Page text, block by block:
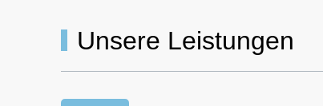
Unsere Leistungen